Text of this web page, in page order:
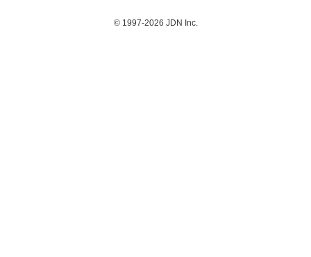
© 1997-2026 JDN Inc.